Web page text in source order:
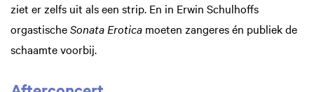
ziet er zelfs uit als een strip. En in Erwin Schulhoffs
orgastischeSonata Erotica moeten zangeres én publiek de
schaamte voorbij.